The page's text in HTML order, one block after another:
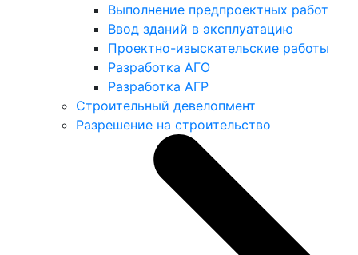
Выполнение предпроектных работ
Ввод зданий в эксплуатацию
Проектно-изыскательские работы
Разработка АГО
Разработка АГР
Строительный девелопмент
Разрешение на строительство